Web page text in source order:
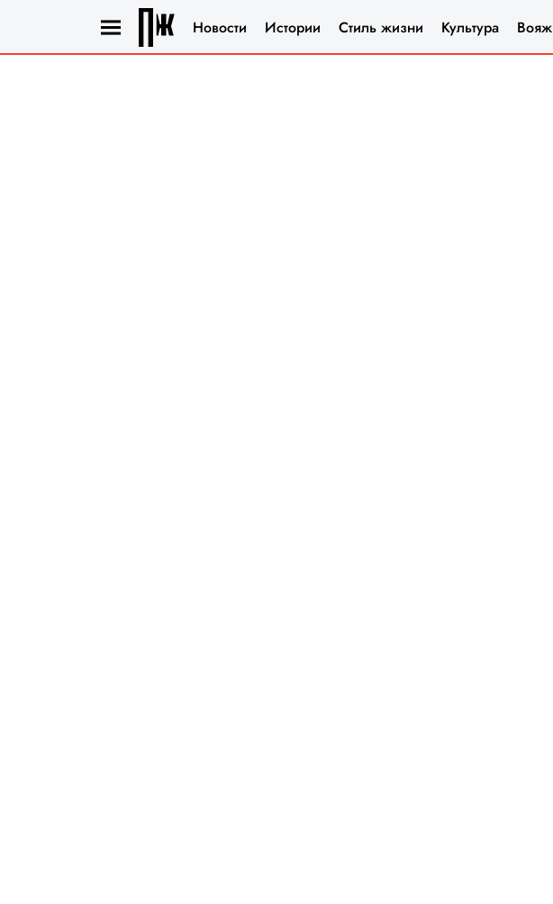
Новости Истории Стиль жизни Культура Вояж